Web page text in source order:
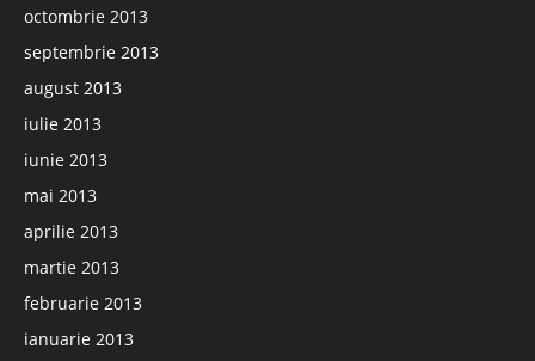
octombrie 2013
septembrie 2013
august 2013
iulie 2013
iunie 2013
mai 2013
aprilie 2013
martie 2013
februarie 2013
ianuarie 2013